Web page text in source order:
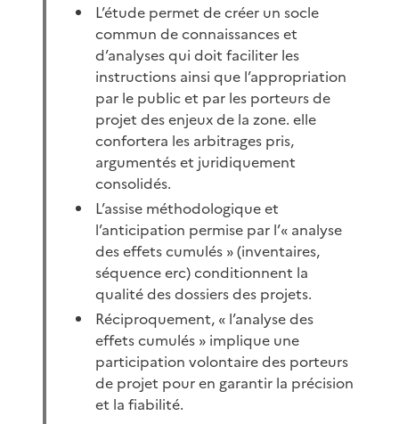
L’étude permet de créer un socle
commun de connaissances et
d’analyses qui doit faciliter les
instructions ainsi que l’appropriation
par le public et par les porteurs de
projet des enjeux de la zone. elle
confortera les arbitrages pris,
argumentés et juridiquement
consolidés.
L’assise méthodologique et
l’anticipation permise par l’« analyse
des effets cumulés » (inventaires,
séquence erc) conditionnent la
qualité des dossiers des projets.
Réciproquement, « l’analyse des
effets cumulés » implique une
participation volontaire des porteurs
de projet pour en garantir la précision
et la fiabilité.